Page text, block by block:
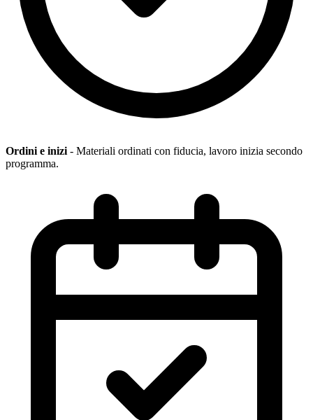
Ordini e inizi - Materiali ordinati con fiducia, lavoro inizia secondo
programma.